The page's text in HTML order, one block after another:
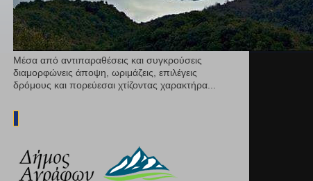
Μέσα από αντιπαραθέσεις και συγκρούσεις
διαμορφώνεις άποψη, ωριμάζεις, επιλέγεις
δρόμους και πορεύεσαι χτίζοντας χαρακτήρα...